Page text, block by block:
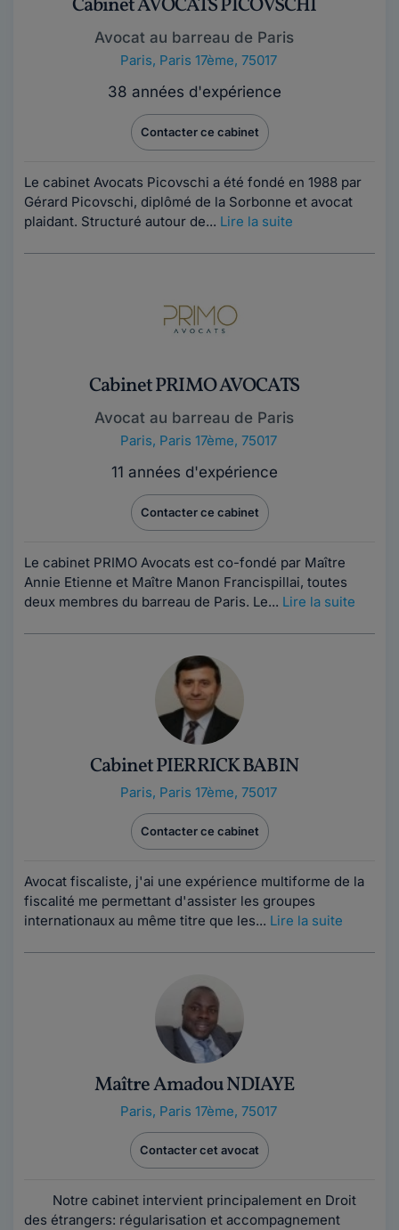
Cabinet AVOCATS PICOVSCHI
Avocat au barreau de Paris
Paris, Paris 17ème, 75017
38 années d'expérience
Contacter ce cabinet
Le cabinet Avocats Picovschi a été fondé en 1988 par
Gérard Picovschi, diplômé de la Sorbonne et avocat
plaidant. Structuré autour de... Lire la suite
Cabinet PRIMO AVOCATS
Avocat au barreau de Paris
Paris, Paris 17ème, 75017
11 années d'expérience
Contacter ce cabinet
Le cabinet PRIMO Avocats est co-fondé par Maître
Annie Etienne et Maître Manon Francispillai, toutes
deux membres du barreau de Paris. Le... Lire la suite
Cabinet PIERRICK BABIN
Paris, Paris 17ème, 75017
Contacter ce cabinet
Avocat fiscaliste, j'ai une expérience multiforme de la
fiscalité me permettant d'assister les groupes
internationaux au même titre que les... Lire la suite
Maître Amadou NDIAYE
Paris, Paris 17ème, 75017
Contacter cet avocat
Notre cabinet intervient principalement en Droit
des étrangers: régularisation et accompagnement